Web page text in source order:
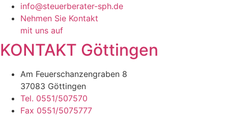
info@steuerberater-sph.de
Nehmen Sie Kontakt
mit uns auf
KONTAKT Göttingen
Am Feuerschanzengraben 8
37083 Göttingen
Tel. 0551/507570
Fax 0551/5075777